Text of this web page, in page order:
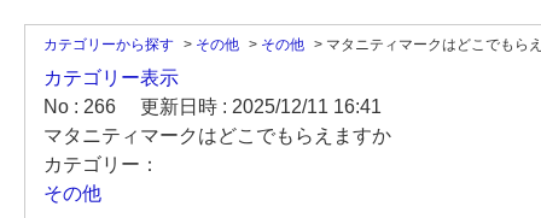
カテゴリーから探す > その他 > その他 > マタニティマークはどこでもら
カテゴリー表示
No : 266
更新日時 : 2025/12/11 16:41
マタニティマークはどこでもらえますか
カテゴリー：
その他